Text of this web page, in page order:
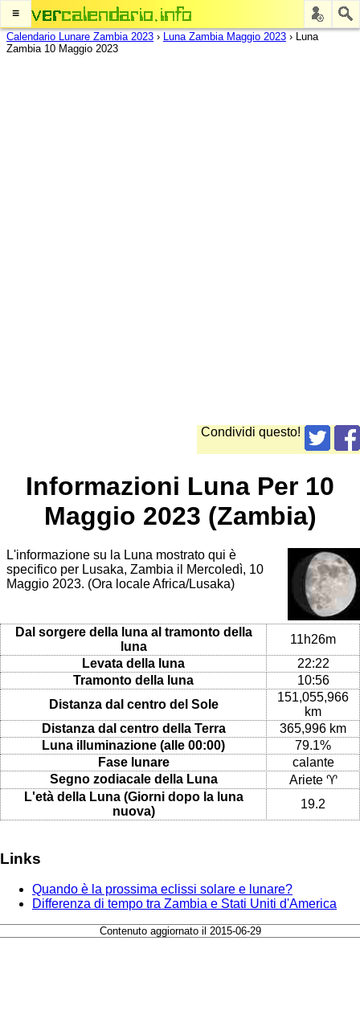
≡
Calendario Lunare Zambia 2023 › Luna Zambia Maggio 2023 › Luna
Zambia 10 Maggio 2023
Condividi questo!
Informazioni Luna Per 10
Maggio 2023 (Zambia)
L'informazione su la Luna mostrato qui è
specifico per Lusaka, Zambia il Mercoledì, 10
Maggio 2023. (Ora locale Africa/Lusaka)
Dal sorgere della luna al tramonto della
luna
11h26m
Levata della luna
22:22
Tramonto della luna
10:56
Distanza dal centro del Sole
151,055,966
km
Distanza dal centro della Terra
365,996 km
Luna illuminazione (alle 00:00)
79.1%
Fase lunare
calante
Segno zodiacale della Luna
Ariete ♈
L'età della Luna (Giorni dopo la luna
nuova)
19.2
Links
Quando è la prossima eclissi solare e lunare?
Differenza di tempo tra Zambia e Stati Uniti d'America
Contenuto aggiornato il 2015-06-29